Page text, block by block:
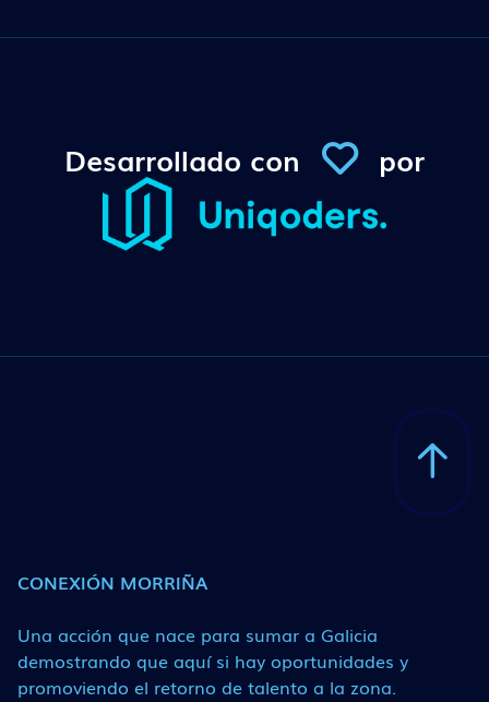
Desarrollado con por
CONEXIÓN MORRIÑA
Una acción que nace para sumar a Galicia
demostrando que aquí si hay oportunidades y
promoviendo el retorno de talento a la zona.